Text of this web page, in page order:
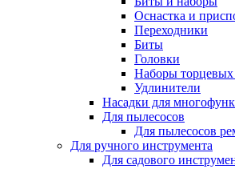
Оснастка и
Переходники
Биты
Головки
Наборы торцевых
Удлинители
Насадки для
Для пылесосов
Для пылесосов
Для ручного инструмента
Для садового